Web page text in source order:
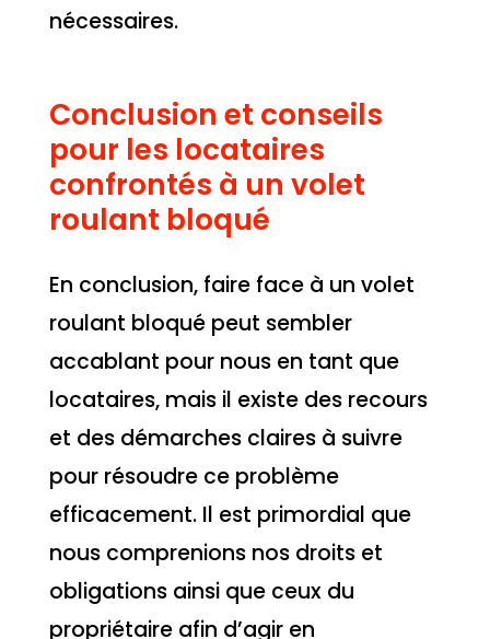
nécessaires.
Conclusion et conseils
pour les locataires
confrontés à un volet
roulant bloqué
En conclusion, faire face à un volet
roulant bloqué peut sembler
accablant pour nous en tant que
locataires, mais il existe des recours
et des démarches claires à suivre
pour résoudre ce problème
efficacement. Il est primordial que
nous comprenions nos droits et
obligations ainsi que ceux du
propriétaire afin d’agir en